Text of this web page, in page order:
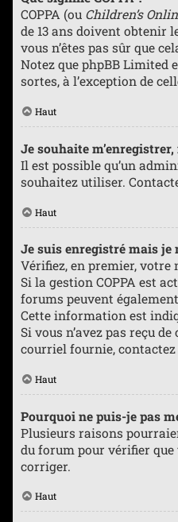
COPPA (ou Children’s
de 13 ans doivent obtenir
vous n’êtes pas sûr que
Notez que phpBB Limited
sortes, à l’exception de
Haut
Je souhaite
Il est possible qu’un
souhaitez utiliser.
Haut
Je suis enregistré mais je
Vérifiez, en premier, votre
Si la gestion COPPA est
forums peuvent
Cette information est
Si vous n’avez pas reçu
courriel fournie,
Haut
Pourquoi ne puis-je pas
Plusieurs raisons
du forum pour vérifier que
corriger.
Haut